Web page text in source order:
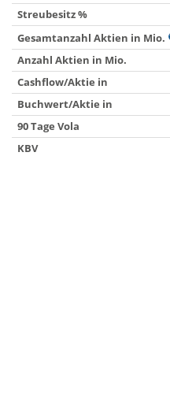
Streubesitz %
Gesamtanzahl Aktien in Mio.
Anzahl Aktien in Mio.
Cashflow/Aktie in
Buchwert/Aktie in
90 Tage Vola
KBV